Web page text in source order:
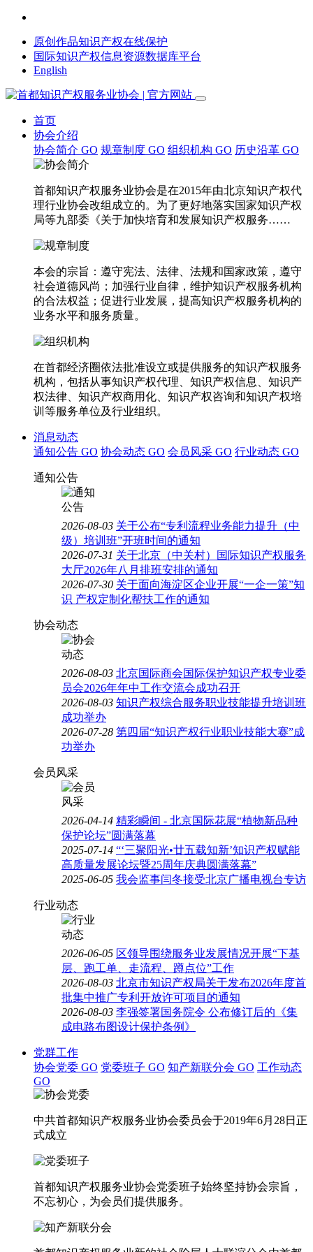
原创作品知识产权在线保护
国际知识产权信息资源数据库平台
English
首页
协会介绍
协会简介 GO 规章制度 GO 组织机构 GO 历史沿革 GO
首都知识产权服务业协会是在2015年由北京知识产权代
理行业协会改组成立的。为了更好地落实国家知识产权
局等九部委《关于加快培育和发展知识产权服务……
本会的宗旨：遵守宪法、法律、法规和国家政策，遵守
社会道德风尚；加强行业自律，维护知识产权服务机构
的合法权益；促进行业发展，提高知识产权服务机构的
业务水平和服务质量。
在首都经济圈依法批准设立或提供服务的知识产权服务
机构，包括从事知识产权代理、知识产权信息、知识产
权法律、知识产权商用化、知识产权咨询和知识产权培
训等服务单位及行业组织。
消息动态
通知公告 GO 协会动态 GO 会员风采 GO 行业动态 GO
通知公告
2026-08-03 关于公布“专利流程业务能力提升（中
级）培训班”开班时间的通知
2026-07-31 关于北京（中关村）国际知识产权服务
大厅2026年八月排班安排的通知
2026-07-30 关于面向海淀区企业开展“一企一策”知
识 产权定制化帮扶工作的通知
协会动态
2026-08-03 北京国际商会国际保护知识产权专业委
员会2026年年中工作交流会成功召开
2026-08-03 知识产权综合服务职业技能提升培训班
成功举办
2026-07-28 第四届“知识产权行业职业技能大赛”成
功举办
会员风采
2026-04-14 精彩瞬间 - 北京国际花展“植物新品种
保护论坛”圆满落幕
2025-07-14 “‘三聚阳光•廿五载知新’知识产权赋能
高质量发展论坛暨25周年庆典圆满落幕”
2025-06-05 我会监事闫冬接受北京广播电视台专访
行业动态
2026-06-05 区领导围绕服务业发展情况开展“下基
层、跑工单、走流程、蹲点位”工作
2026-08-03 北京市知识产权局关于发布2026年度首
批集中推广专利开放许可项目的通知
2026-08-03 李强签署国务院令 公布修订后的《集
成电路布图设计保护条例》
党群工作
协会党委 GO 党委班子 GO 知产新联分会 GO 工作动态
GO
中共首都知识产权服务业协会委员会于2019年6月28日正
式成立
首都知识产权服务业协会党委班子始终坚持协会宗旨，
不忘初心，为会员们提供服务。